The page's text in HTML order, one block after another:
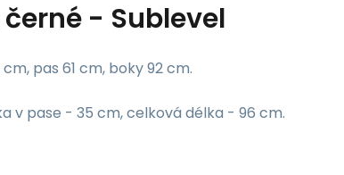
černé - Sublevel
pas 61 cm, boky 92 cm.
v pase - 35 cm, celková délka - 96 cm.